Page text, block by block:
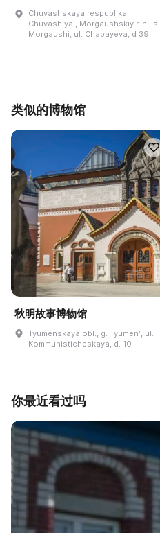
Chuvashskaya respublika
Chuvashiya., Morgaushskiy r-n., s.
Morgaushi, ul. Chapayeva, d 39
类似的博物馆
秋明故事博物馆
Tyumenskaya obl., g. Tyumenʹ, ul.
Kommunisticheskaya, d. 10
你最近看过吗